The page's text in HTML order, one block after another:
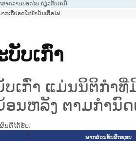
າຄວາມປອດໄພ ກ່ຽວກັບເຄມີ
ກເກີຢອດໃສ່ນ້ຳມັນເຊື້ອໄຟ
ບເກົ່າ
ບເກົ່າ ແມ່ນນິຕິກໍາ
ນຫລັງ ຕາມກໍານົດ
ຜົນທີ່ໄດ້ຮັບ.
ພາກສ່ວນຮັບຜິດຊອບ